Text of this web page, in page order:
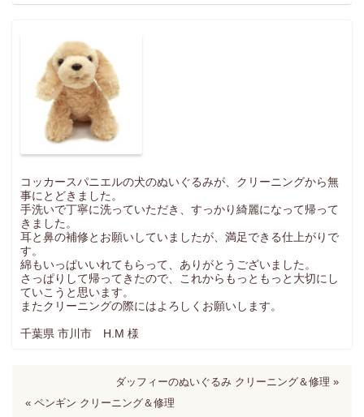
お支払い方法
コッカースパニエルの犬のぬいぐるみが、クリーニングから無
事にとどきました。
手洗いで丁寧に洗っていただき、すっかり綺麗になって帰って
きました。
耳と鼻の補修とお願いしていましたが、満足できる仕上がりで
す。
綿もいっぱいいれてもらって、ありがとうございました。
さっぱりして帰ってきたので、これからもっともっと大切にし
ていこうと思います。
またクリーニングの際にはよろしくお願いします。
千葉県 市川市 H.M 様
ダッフィーのぬいぐるみ クリーニング＆修理 »
« ペンギン クリーニング＆修理